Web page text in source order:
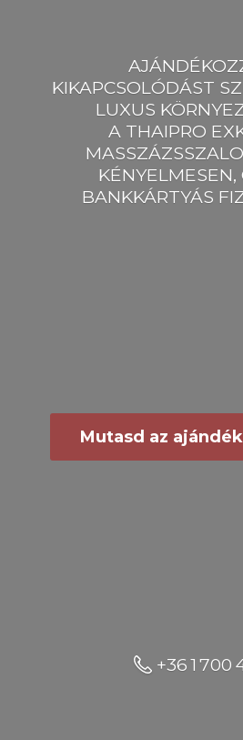
KIKAPCSOLÓDÁST
LUXUS
A THAIPRO
KÉNYELMESEN,
BANKKÁRTYÁS
Mutasd az
+36 1 700